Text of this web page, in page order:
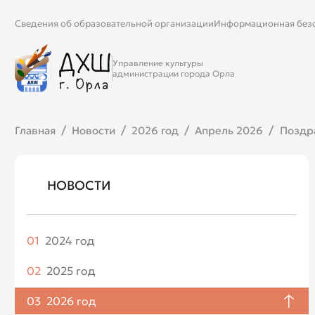
Сведения об образовательной организацииИнформационная
Управление культуры
администрации города Орла
Главная Новости 2026 год Апрель 2026
НОВОСТИ
01 2024 год
Апрель
Май
Июнь
02 2025 год
Январь
03 2026 год